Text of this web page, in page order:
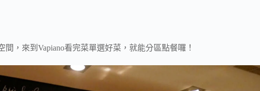
，來到Vapiano看完菜單選好菜，就能分區點餐囉！